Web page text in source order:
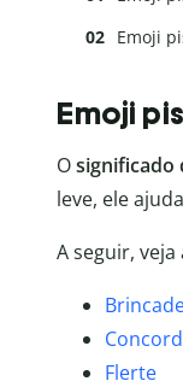
Emoji
Emoji
Osignificado
leve, ele
A seguir,
Flerte